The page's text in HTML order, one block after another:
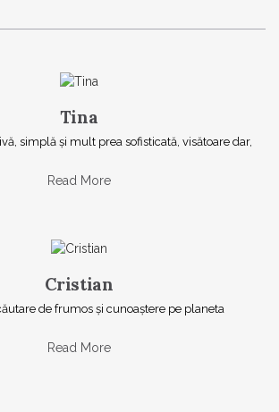
Tina
simplă şi mult prea sofisticată, visătoare dar,
Read More
Cristian
de frumos și cunoaștere pe planeta
Read More